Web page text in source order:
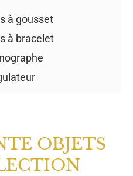
à gousset
à bracelet
OBJETS